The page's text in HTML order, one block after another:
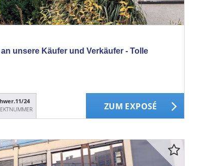
unsere Käufer und Verkäufer - Tolle
24
ZUM EXPOSÉ